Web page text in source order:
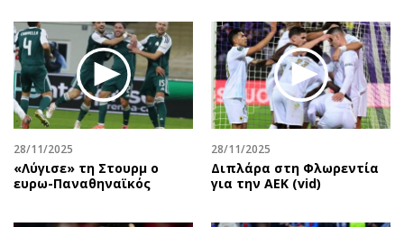
28/11/2025
«Λύγισε» τη Στουρμ ο
ευρω-Παναθηναϊκός
28/11/2025
Διπλάρα στη Φλωρεντία
για την ΑΕΚ (vid)